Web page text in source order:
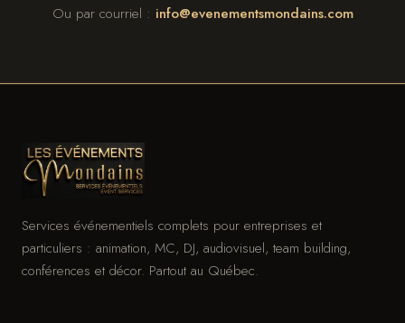
Ou par courriel : info@evenementsmondains.com
Services événementiels complets pour entreprises et
particuliers : animation, MC, DJ, audiovisuel, team building,
conférences et décor. Partout au Québec.